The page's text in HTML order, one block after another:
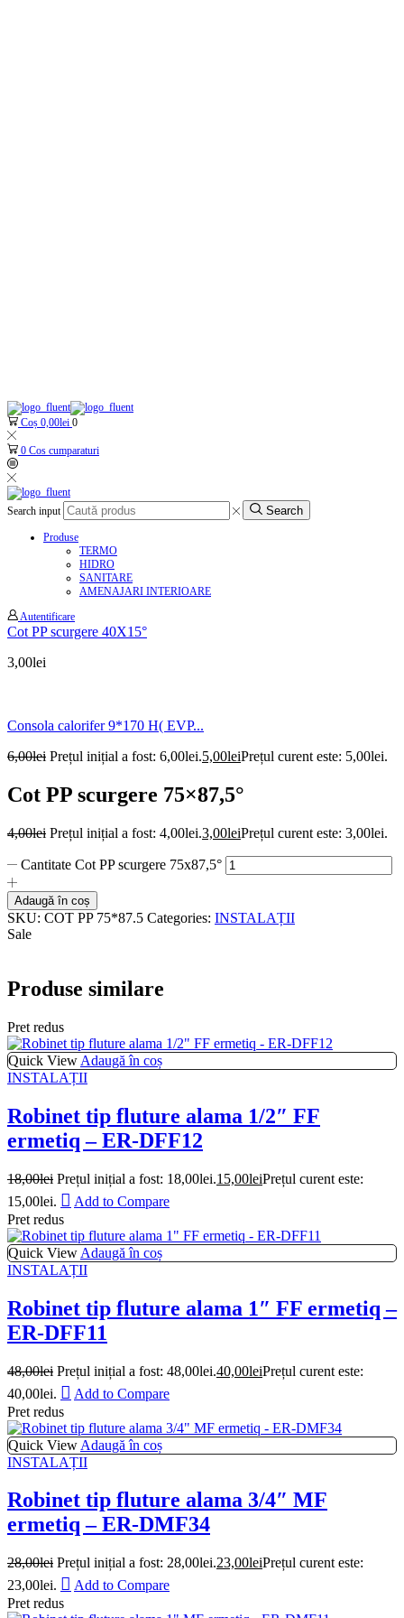
Coș 0,00lei 0
0 Cos cumparaturi
Search input Search
Produse
TERMO
HIDRO
SANITARE
AMENAJARI INTERIOARE
Autentificare
Cot PP scurgere 40X15°
3,00lei
Consola calorifer 9*170 H( EVP...
6,00lei Prețul inițial a fost: 6,00lei.5,00leiPrețul curent este: 5,00lei.
Cot PP scurgere 75×87,5°
4,00lei Prețul inițial a fost: 4,00lei.3,00leiPrețul curent este: 3,00lei.
Cantitate Cot PP scurgere 75x87,5°
Adaugă în coș
SKU: COT PP 75*87.5 Categories: INSTALAȚII
Sale
Produse similare
Pret redus
Quick View Adaugă în coș
INSTALAȚII
Robinet tip fluture alama 1/2″ FF
ermetiq – ER-DFF12
18,00lei Prețul inițial a fost: 18,00lei.15,00leiPrețul curent este:
15,00lei.
Add to Compare
Pret redus
Quick View Adaugă în coș
INSTALAȚII
Robinet tip fluture alama 1″ FF ermetiq –
ER-DFF11
48,00lei Prețul inițial a fost: 48,00lei.40,00leiPrețul curent este:
40,00lei.
Add to Compare
Pret redus
Quick View Adaugă în coș
INSTALAȚII
Robinet tip fluture alama 3/4″ MF
ermetiq – ER-DMF34
28,00lei Prețul inițial a fost: 28,00lei.23,00leiPrețul curent este:
23,00lei.
Add to Compare
Pret redus